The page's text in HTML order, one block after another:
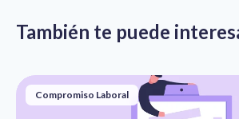
También te puede
Compromiso Laboral